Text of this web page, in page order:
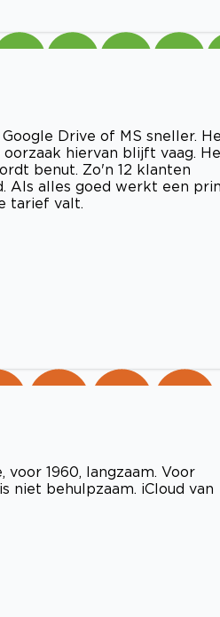
Drive of MS sneller.
hiervan blijft vaag.
benut. Zo'n 12 klanten
Als alles goed werkt een
tarief valt.
1960, langzaam. Voor
niet behulpzaam. iCloud van